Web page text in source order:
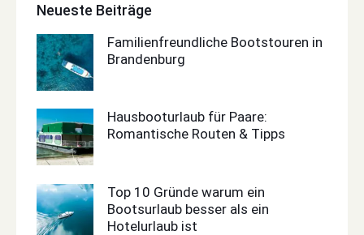
Neueste Beiträge
Familienfreundliche Bootstouren in
Brandenburg
Hausbooturlaub für Paare:
Romantische Routen & Tipps
Top 10 Gründe warum ein
Bootsurlaub besser als ein
Hotelurlaub ist